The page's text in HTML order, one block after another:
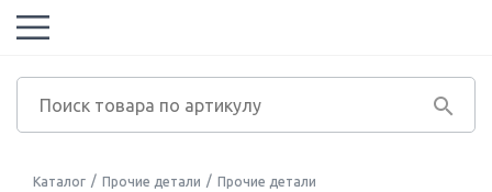
Каталог Прочие детали Прочие детали